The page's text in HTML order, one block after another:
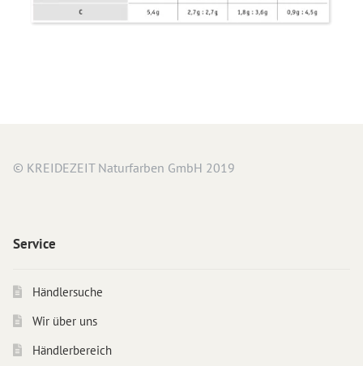
Putze & Spachteltechniken
Lösungsmittel
Kreidefarbe & Shabby Chic
Reinigung & Pflege
© KREIDEZEIT Naturfarben GmbH 2019
Service
Händlersuche
Wir über uns
Händlerbereich